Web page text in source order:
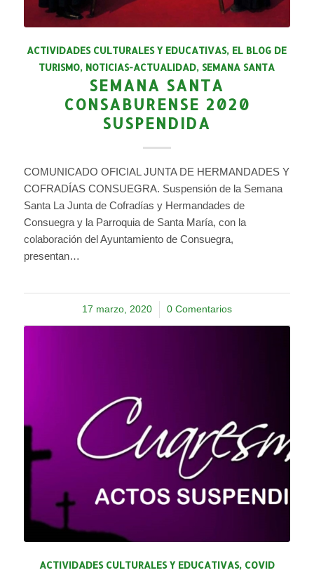
ACTIVIDADES CULTURALES Y EDUCATIVAS, EL BLOG DE
TURISMO, NOTICIAS-ACTUALIDAD, SEMANA SANTA
SEMANA SANTA
CONSABURENSE 2020
SUSPENDIDA
COMUNICADO OFICIAL JUNTA DE HERMANDADES Y
COFRADÍAS CONSUEGRA. Suspensión de la Semana
Santa La Junta de Cofradías y Hermandades de
Consuegra y la Parroquia de Santa María, con la
colaboración del Ayuntamiento de Consuegra,
presentan…
17 marzo, 2020
/ 0 Comentarios
ACTIVIDADES CULTURALES Y EDUCATIVAS, COVID